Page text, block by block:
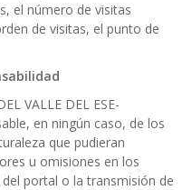
el número de visitas
de visitas, el punto de
VALLE DEL ESE-
en ningún caso, de los
que pudieran
u omisiones en los
portal o la transmisión de